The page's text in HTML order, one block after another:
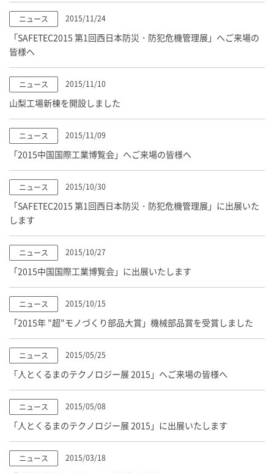
ニュース 2015/11/24
「SAFETEC2015 第1回西日本防災・防犯危機管理展」へご来場の
皆様へ
ニュース 2015/11/10
山梨工場新棟を開設しました
ニュース 2015/11/09
「2015中国国際工業博覧会」へご来場の皆様へ
ニュース 2015/10/30
「SAFETEC2015 第1回西日本防災・防犯危機管理展」に出展いた
します
ニュース 2015/10/27
「2015中国国際工業博覧会」に出展いたします
ニュース 2015/10/15
「2015年 "超"モノづくり部品大賞」機械部品賞を受賞しました
ニュース 2015/05/25
「人とくるまのテクノロジー展 2015」へご来場の皆様へ
ニュース 2015/05/08
「人とくるまのテクノロジー展 2015」に出展いたします
ニュース 2015/03/18